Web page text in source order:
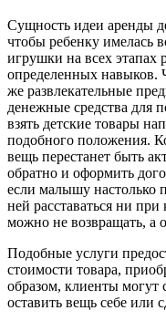
Сущность идеи аренды
чтобы ребенку имелась
игрушки на всех этапах
определенных навыков.
же развлекательные
денежные средства для
взять детские товары
подобного положения.
вещь перестанет быть
обратно и оформить
если малышу настолько
ней расставаться ни при
можно не возвращать, а
Подобные услуги
стоимости товара,
образом, клиенты могут
оставить вещь себе или